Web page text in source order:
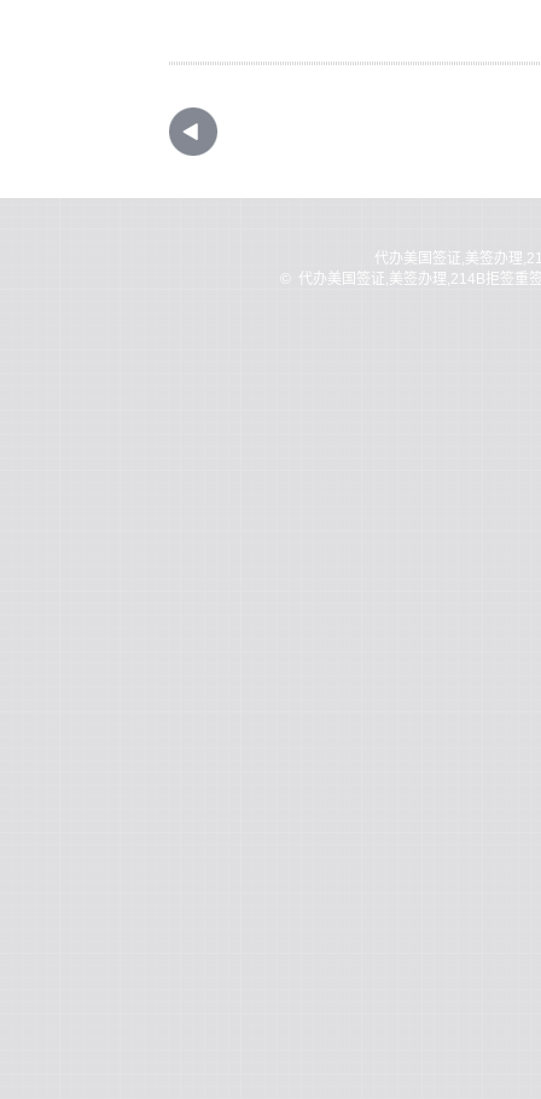
代办美国签证,美签办理
代办美国签证,美签办理,214B拒签重